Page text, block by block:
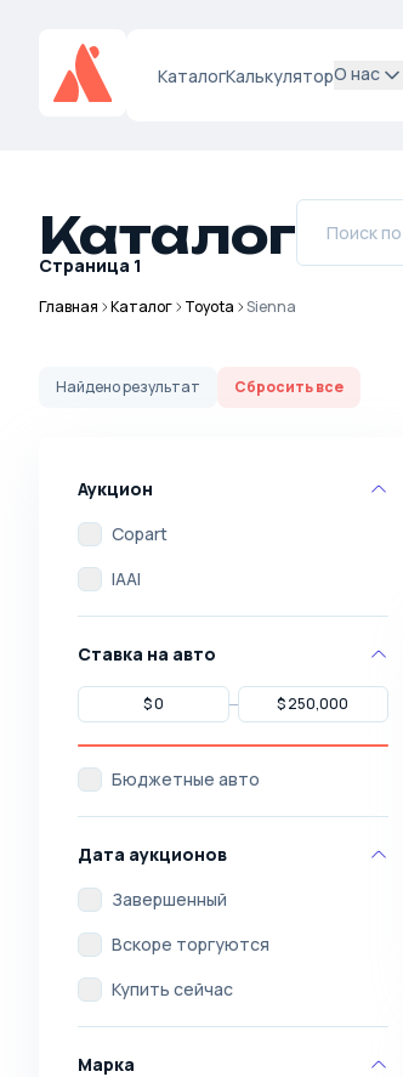
КаталогКалькуляторО нас
Каталог
Страница 1
Главная Каталог Toyota Sienna
Найденорезультат Сбросить все
Аукцион
Copart
IAAI
Ставка на авто
Бюджетные авто
Дата аукционов
Завершенный
Вскоре торгуются
Купить сейчас
Марка